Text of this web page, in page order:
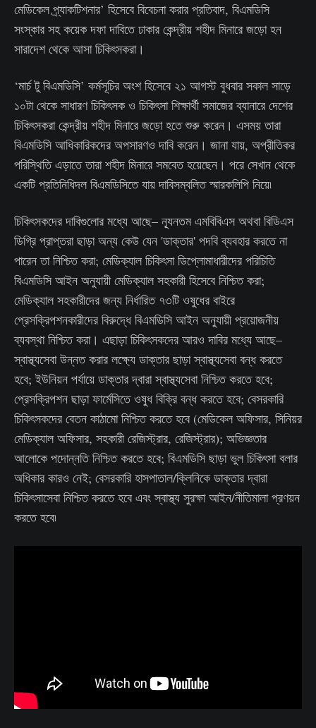
মেডিকেল প্র্যাকটিশনার’ হিসেবে বিবেচনা করার প্রতিবাদ, বিএমডিসি
সংস্কার সহ কয়েক দফা দাবিতে ঢাকার কেন্দ্রীয় শহীদ মিনারে জড়ো হন
সারাদেশ থেকে আসা চিকিৎসকরা।
‘মার্চ টু বিএমডিসি’ কর্মসূচির অংশ হিসেবে ২১ আগস্ট বুধবার সকাল সাড়ে
১০টা থেকে সাধারণ চিকিৎসক ও চিকিৎসা শিক্ষার্থী সমাজের ব্যানারে দেশের
চিকিৎসকরা কেন্দ্রীয় শহীদ মিনারে জড়ো হতে শুরু করেন। এসময় তারা
বিএমডিসি আধিকারিকদের অপসারণও দাবি করেন। জানা যায়, অপ্রীতিকর
পরিস্থিতি এড়াতে তারা শহীদ মিনারে সমবেত হয়েছেন। পরে সেখান থেকে
একটি প্রতিনিধিদল বিএমডিসিতে যায় দাবিসম্বলিত স্মারকলিপি নিয়ে৷
চিকিৎসকদের দাবিগুলোর মধ্যে আছে– ন্যূনতম এমবিবিএস অথবা বিডিএস
ডিগ্রি প্রাপ্তরা ছাড়া অন্য কেউ যেন 'ডাক্তার' পদবি ব্যবহার করতে না
পারেন তা নিশ্চিত করা; মেডিক্যাল চিকিৎসা ডিপ্লোমাধারীদের পরিচিতি
বিএমডিসি আইন অনুযায়ী মেডিক্যাল সহকারী হিসেবে নিশ্চিত করা;
মেডিক্যাল সহকারীদের জন্য নির্ধারিত ৭৩টি ওষুধের বাইরে
প্রেসক্রিপশনকারীদের বিরুদ্ধে বিএমডিসি আইন অনুযায়ী প্রয়োজনীয়
ব্যবস্থা নিশ্চিত করা। এছাড়া চিকিৎসকদের আরও দাবির মধ্যে আছে–
স্বাস্থ্যসেবা উন্নত করার লক্ষ্যে ডাক্তার ছাড়া স্বাস্থ্যসেবা বন্ধ করতে
হবে; ইউনিয়ন পর্যায়ে ডাক্তার দ্বারা স্বাস্থ্যসেবা নিশ্চিত করতে হবে;
প্রেসক্রিপশন ছাড়া ফার্মেসিতে ওষুধ বিক্রি বন্ধ করতে হবে; বেসরকারি
চিকিৎসকদের বেতন কাঠামো নিশ্চিত করতে হবে (মেডিকেল অফিসার, সিনিয়র
মেডিক্যাল অফিসার, সহকারী রেজিস্ট্রার, রেজিস্ট্রার); অভিজ্ঞতার
আলোকে পদোন্নতি নিশ্চিত করতে হবে; বিএমডিসি ছাড়া ভুল চিকিৎসা বলার
অধিকার কারও নেই; বেসরকারি হাসপাতাল/ক্লিনিকে ডাক্তার দ্বারা
চিকিৎসাসেবা নিশ্চিত করতে হবে এবং স্বাস্থ্য সুরক্ষা আইন/নীতিমালা প্রণয়ন
করতে হবে৷